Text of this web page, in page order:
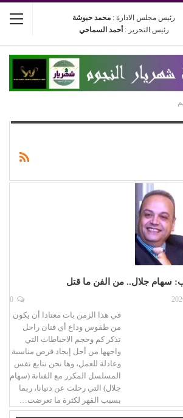
رئيس مجلس الادارة : محمد حبوشة
رئيس التحرير : أحمد السماحي
سهام جلال.. من الفن ما قتل
في هذا الزمن بات معتادا أن يكون
من طقوس وداع أي فنان راحل
تذكر كم وحجم الاحباطات التي
واجهها من أجل إيجاد فرص مناسبة
وعادلة للعمل، وها نحن نتابع نفس
المسلسل المكرر مع الفنانة (سهام
جلال) التي رحلت عن دنيانا، ربما
بسبب القهر لكثرة ما تعرضت…